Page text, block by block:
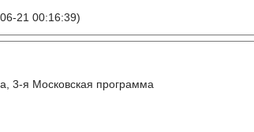
21 00:16:39)
3-я Московская программа